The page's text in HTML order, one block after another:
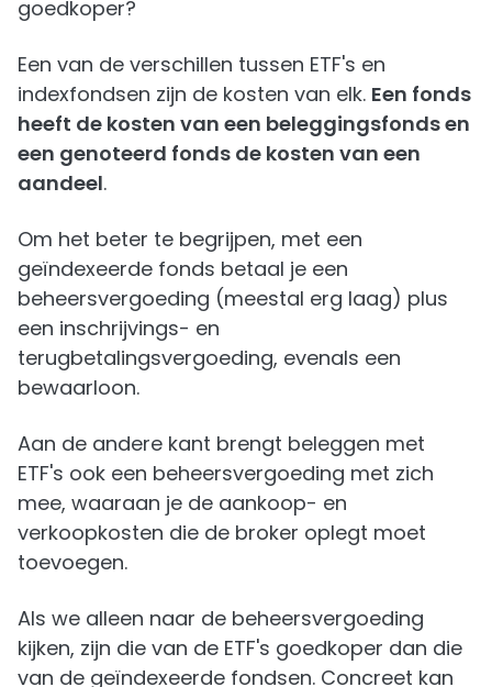
goedkoper?
Een van de verschillen tussen ETF's en
indexfondsen zijn de kosten van elk. Een fonds
heeft de kosten van een beleggingsfonds en
een genoteerd fonds de kosten van een
aandeel.
Om het beter te begrijpen, met een
geïndexeerde fonds betaal je een
beheersvergoeding (meestal erg laag) plus
een inschrijvings- en
terugbetalingsvergoeding, evenals een
bewaarloon.
Aan de andere kant brengt beleggen met
ETF's ook een beheersvergoeding met zich
mee, waaraan je de aankoop- en
verkoopkosten die de broker oplegt moet
toevoegen.
Als we alleen naar de beheersvergoeding
kijken, zijn die van de ETF's goedkoper dan die
van de geïndexeerde fondsen. Concreet kan